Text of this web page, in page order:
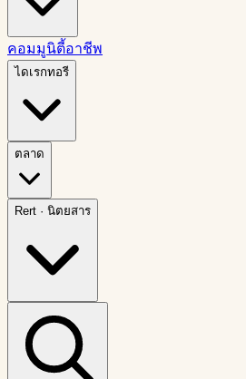
คอมมูนิตี้อาชีพ
ไดเรกทอรี
ตลาด
Rert · นิตยสาร